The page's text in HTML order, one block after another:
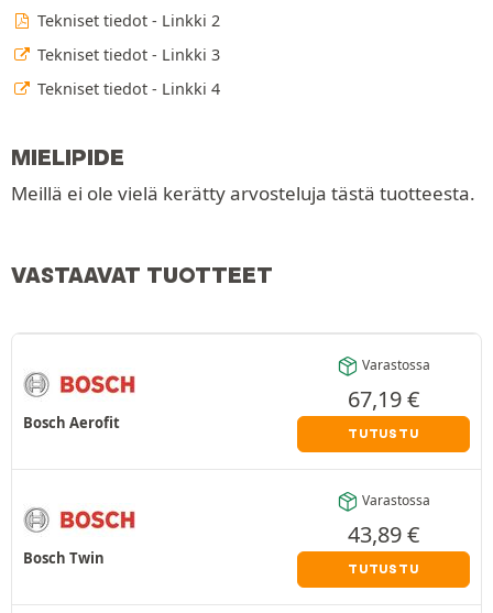
Tekniset tiedot - Linkki 2
Tekniset tiedot - Linkki 3
Tekniset tiedot - Linkki 4
MIELIPIDE
Meillä ei ole vielä kerätty arvosteluja tästä tuotteesta.
VASTAAVAT TUOTTEET
Bosch Aerofit
Varastossa
67,19€
TUTUSTU
Bosch Twin
Varastossa
43,89€
TUTUSTU